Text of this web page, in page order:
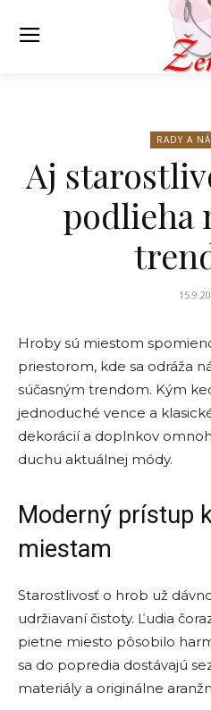
RADY A
Aj
podlieha
Hroby sú miestom
priestorom, kde sa odráža
súčasným trendom. Kým
jednoduché vence a
dekorácií a doplnkov
duchu aktuálnej módy.
Moderný prístup
miestam
Starostlivosť o hrob už
udržiavaní čistoty. Ľudia
pietne miesto pôsobilo
sa do popredia dostávajú
materiály a originálne